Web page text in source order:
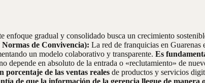
enfoque gradual y consolidado busca un crecimiento
de Convivencia): La red de franquicias en Guarenas
un modelo colaborativo y transparente. Es
depende en absoluto de la entrada o «reclutamiento» de
porcentaje de las ventas reales de productos y servicios